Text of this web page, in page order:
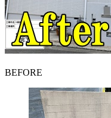
BEFORE